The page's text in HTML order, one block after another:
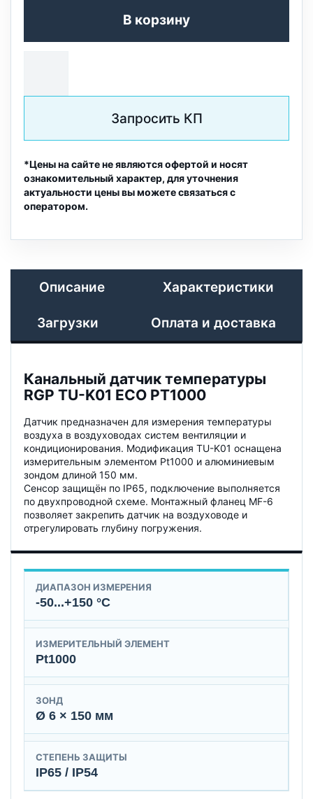
В корзину
Запросить КП
*Цены на сайте не являются офертой и носят
ознакомительный характер, для уточнения
актуальности цены вы можете связаться с
оператором.
Описание Характеристики
Загрузки Оплата и доставка
Канальный датчик температуры
RGP TU-K01 ECO PT1000
Датчик предназначен для измерения температуры
воздуха в воздуховодах систем вентиляции и
кондиционирования. Модификация TU-K01 оснащена
измерительным элементом Pt1000 и алюминиевым
зондом длиной 150 мм.
Сенсор защищён по IP65, подключение выполняется
по двухпроводной схеме. Монтажный фланец MF-6
позволяет закрепить датчик на воздуховоде и
отрегулировать глубину погружения.
ДИАПАЗОН ИЗМЕРЕНИЯ
-50...+150 °C
ИЗМЕРИТЕЛЬНЫЙ ЭЛЕМЕНТ
Pt1000
ЗОНД
Ø 6 × 150 мм
СТЕПЕНЬ ЗАЩИТЫ
IP65 / IP54